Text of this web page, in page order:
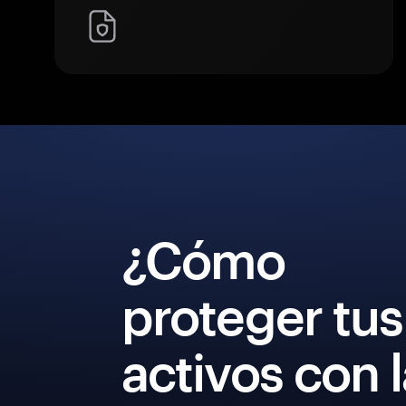
¿Cómo
proteger tus
activos con